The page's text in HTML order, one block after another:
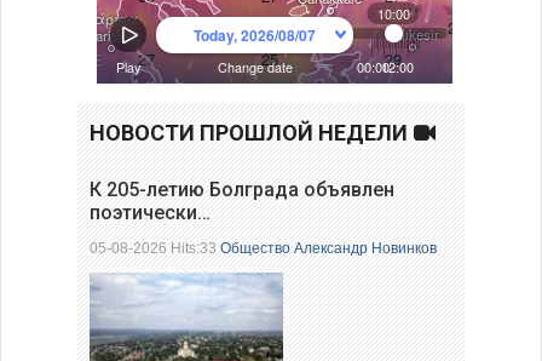
НОВОСТИ ПРОШЛОЙ НЕДЕЛИ
К 205-летию Болграда объявлен
поэтически…
05-08-2026 Hits:33Общество Александр Новинков